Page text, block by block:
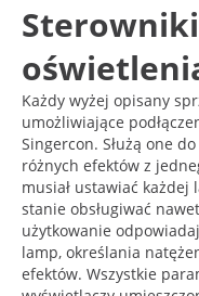
Każdy wyżej opisany
umożliwiające
Singercon. Służą one
różnych efektów z
musiał ustawiać każdej
stanie obsługiwać
użytkowanie
lamp, określania
efektów. Wszystkie